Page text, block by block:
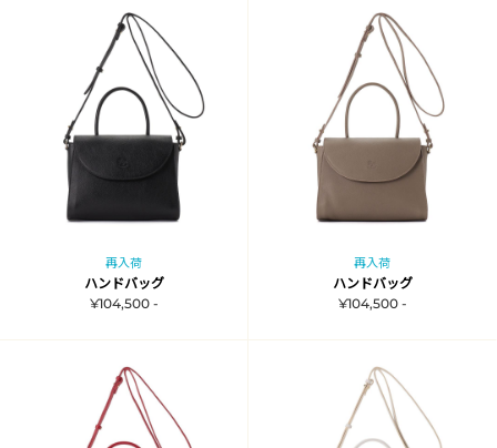
再入荷
ハンドバッグ
¥104,500 -
再入荷
ハンドバッグ
¥104,500 -